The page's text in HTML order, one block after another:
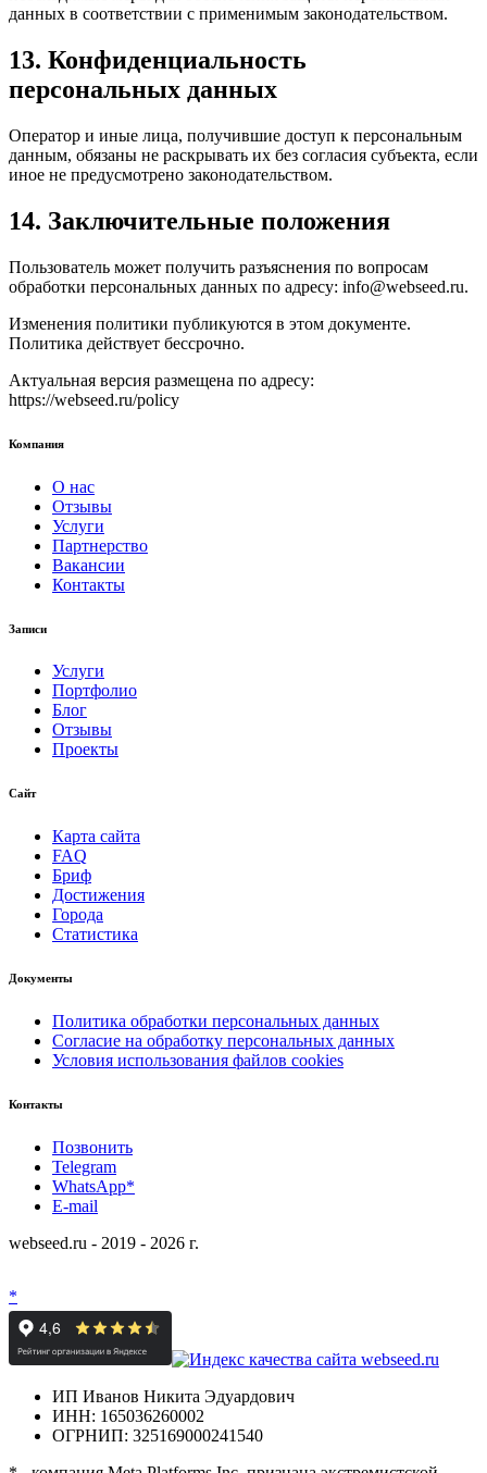
данных в соответствии с применимым законодательством.
13. Конфиденциальность
персональных данных
Оператор и иные лица, получившие доступ к персональным
данным, обязаны не раскрывать их без согласия субъекта, если
иное не предусмотрено законодательством.
14. Заключительные положения
Пользователь может получить разъяснения по вопросам
обработки персональных данных по адресу: info@webseed.ru.
Изменения политики публикуются в этом документе.
Политика действует бессрочно.
Актуальная версия размещена по адресу:
https://webseed.ru/policy
Компания
О нас
Отзывы
Услуги
Партнерство
Вакансии
Контакты
Записи
Услуги
Портфолио
Блог
Отзывы
Проекты
Сайт
Карта сайта
FAQ
Бриф
Достижения
Города
Статистика
Документы
Политика обработки персональных данных
Согласие на обработку персональных данных
Условия использования файлов cookies
Контакты
Позвонить
Telegram
WhatsApp*
E-mail
webseed.ru - 2019 - 2026 г.
*
ИП Иванов Никита Эдуардович
ИНН: 165036260002
ОГРНИП: 325169000241540